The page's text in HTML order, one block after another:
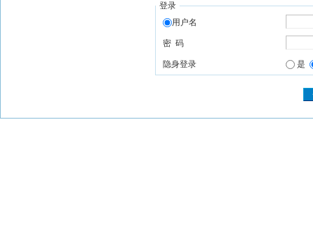
登录
用户名
密 码
隐身登录 是